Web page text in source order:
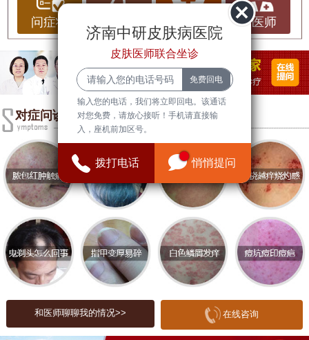
因此，了解皮肤病常识、预防措施以及选择合适的
医院进行治疗显得尤为重要。
首先，环境变化确实会影响皮肤健康。济南的空气
质量时常受到工业排放和汽车尾气的影响，导致皮
肤容易出现过敏、炎症等问题。此外，季节变化也
会对皮肤产生影响，冬季干燥的空气容易导致皮肤
缺水、干燥和皲裂，而夏季的高温则可能引发痤疮
等皮肤问题。因此，保持良好的生活习惯和护肤习
惯是预防皮肤病的关键。
了解一些皮肤病的常识也非常重要。常见的皮肤病
包括湿疹、牛皮癣、痤疮等。这些疾病的发生往往
与遗传、环境、饮食以及心理因素有关。比如，湿
疹患者在接触某些过敏源时，皮肤可能会出现红
肿、瘙痒等症状；而痤疮则与皮脂分泌过多、毛孔
堵塞等因素密切相关。因此，及时识别皮肤问题并
采取相应的措施，可以有效降低皮肤病的发生率。
问症状 问医师
对症问诊
和医师聊聊我的情况>> 在线咨询
济南中研皮肤病医院
皮肤医师联合坐诊
输入您的电话，我们将立即回电。该通话
对您免费，请放心接听！手机请直接输
入，座机前加区号。
拨打电话 悄悄提问